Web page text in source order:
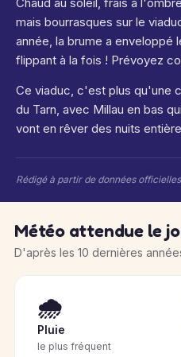
mais bourrasques sur le
année, la brume a enveloppé
flippant à la fois ! Prévoyez
Ce viaduc, c'est plus qu'une
du Tarn, avec Millau en bas
vont en rêver des nuits
Rédigé à partir de données
Météo attendue le
D'après les 10 dernières
🌧️
Pluie
le plus fréquent